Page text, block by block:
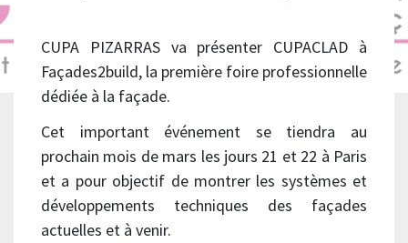
CUPA PIZARRAS va présenter CUPACLAD à
Façades2build, la première foire professionnelle
dédiée à la façade.
Cet important événement se tiendra au
prochain mois de mars les jours 21 et 22 à Paris
et a pour objectif de montrer les systèmes et
développements techniques des façades
actuelles et à venir.